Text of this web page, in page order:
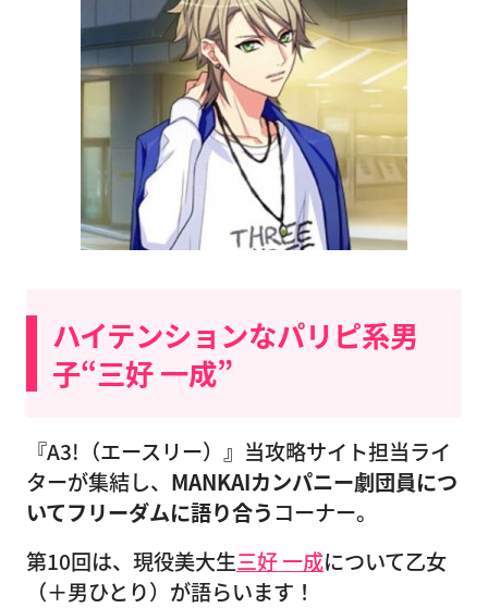
ハイテンションなパリピ系男
子“三好 一成”
『A3!（エースリー）』当攻略サイト担当ライ
ターが集結し、 MANKAIカンパニー劇団員につ
いてフリーダムに語り合う コーナー。
第10回は、現役美大生三好 一成について乙女
（＋男ひとり）が語らいます！